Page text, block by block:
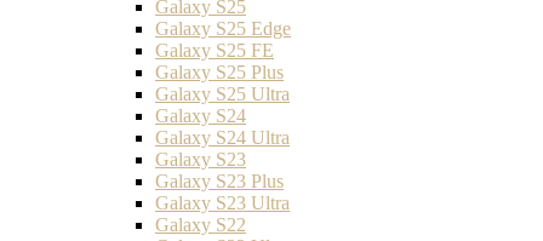
Galaxy S25
Galaxy S25 Edge
Galaxy S25 FE
Galaxy S25 Plus
Galaxy S25 Ultra
Galaxy S24
Galaxy S24 Ultra
Galaxy S23
Galaxy S23 Plus
Galaxy S23 Ultra
Galaxy S22